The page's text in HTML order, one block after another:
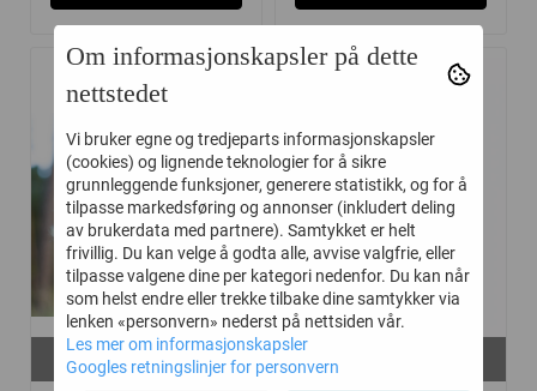
På lager i
36-38, 44/46, 52/54
Om informasjonskapsler på dette
nettstedet
Vi bruker egne og tredjeparts informasjonskapsler
(cookies) og lignende teknologier for å sikre
grunnleggende funksjoner, generere statistikk, og for å
tilpasse markedsføring og annonser (inkludert deling
av brukerdata med partnere). Samtykket er helt
frivillig. Du kan velge å godta alle, avvise valgfrie, eller
tilpasse valgene dine per kategori nedenfor. Du kan når
som helst endre eller trekke tilbake dine samtykker via
lenken «personvern» nederst på nettsiden vår.
Les mer om informasjonskapsler
Googles retningslinjer for personvern